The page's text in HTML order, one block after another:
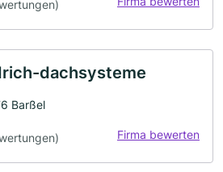
dachsysteme
Barßel
Firma bewerten